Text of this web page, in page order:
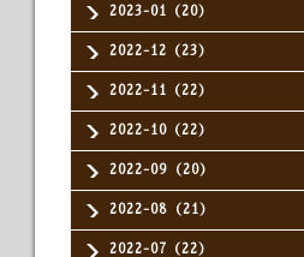
2023-01（20）
2022-12（23）
2022-11（22）
2022-10（22）
2022-09（20）
2022-08（21）
2022-07（22）